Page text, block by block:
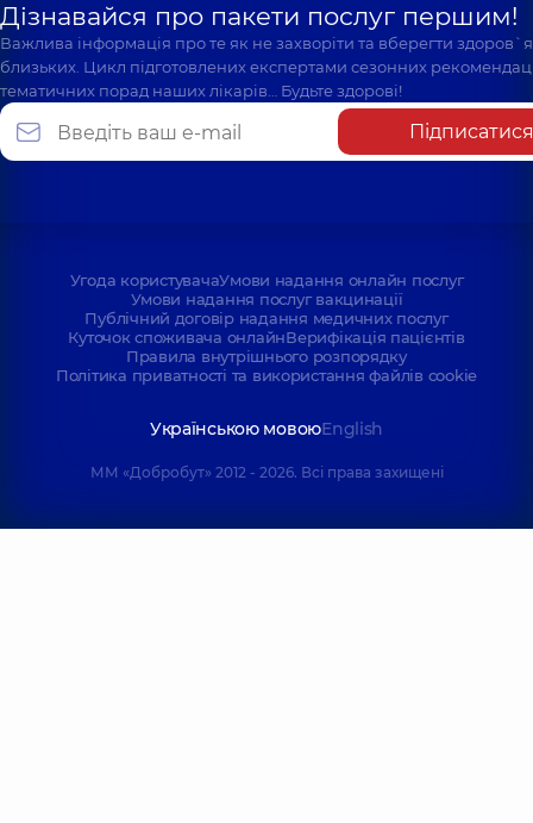
Дізнавайся про пакети послуг першим!
Важлива інформація про те як не захворіти та вберегти
близьких. Цикл підготовлених експертами сезонних
тематичних порад наших лікарів… Будьте здорові!
Підписатися
Угода користувачаУмови надання онлайн послуг
Умови надання послуг вакцинації
Публічний договір надання медичних послуг
Куточок споживача онлайнВерифікація пацієнтів
Правила внутрішнього розпорядку
Політика приватності та використання файлів cookie
Українською мовоюEnglish
ММ «Добробут» 2012 - 2026. Всі права захищені